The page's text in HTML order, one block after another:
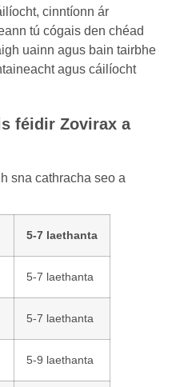
cinntíonn ár
tú cógais den chéad
uainn agus bain tairbhe
agus cáilíocht
féidir Zovirax a
sna cathracha seo a
5-7 laethanta
5-7 laethanta
5-7 laethanta
5-9 laethanta